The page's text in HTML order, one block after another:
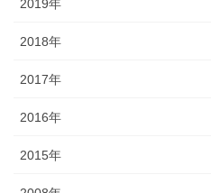
2019年
2018年
2017年
2016年
2015年